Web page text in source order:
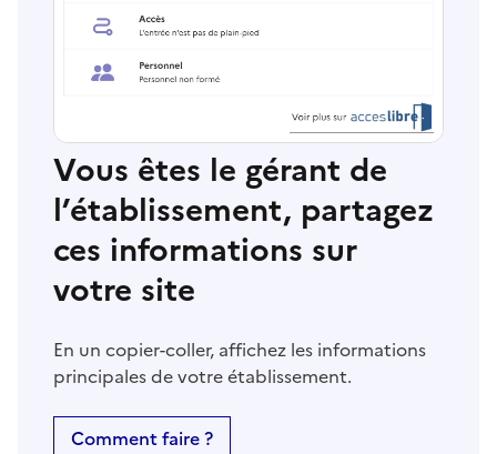
Vous êtes le gérant de
l’établissement, partagez
ces informations sur
votre site
En un copier-coller, affichez les informations
principales de votre établissement.
Comment faire ?